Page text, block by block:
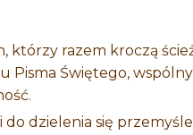
którzy razem kroczą
Pisma Świętego,
dzielenia się